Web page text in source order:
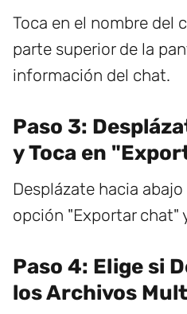
Toca en el nombre del
parte superior de la
información del chat.
Paso 3:
y Toca en
Desplázate hacia
opción "Exportar chat"
Paso 4: Elige si
los Archivos